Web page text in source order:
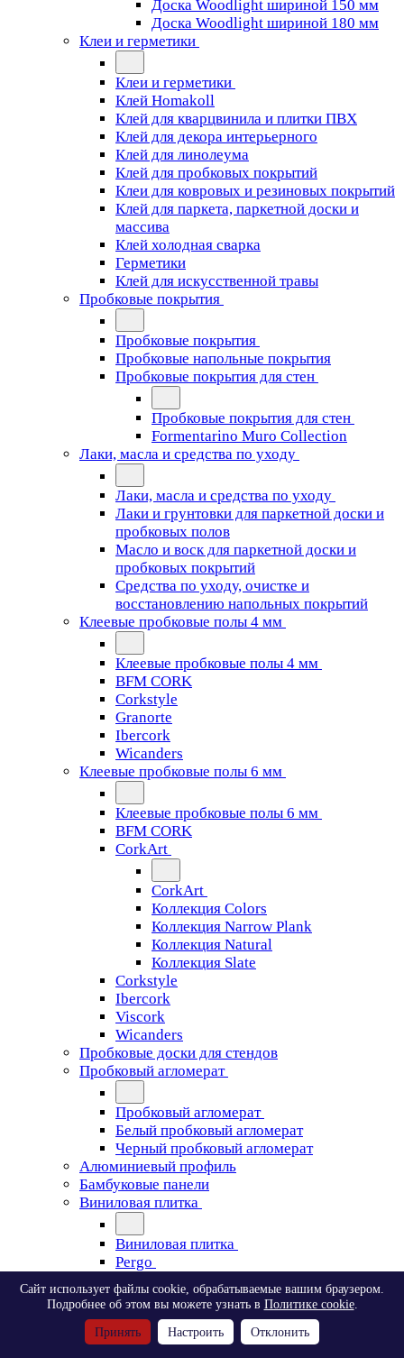
Доска Woodlight шириной 150 мм
Доска Woodlight шириной 180 мм
Клеи и герметики
Клеи и герметики
Клей Homakoll
Клей для кварцвинила и плитки ПВХ
Клей для декора интерьерного
Клей для линолеума
Клей для пробковых покрытий
Клеи для ковровых и резиновых покрытий
Клей для паркета, паркетной доски и
массива
Клей холодная сварка
Герметики
Клей для искусственной травы
Пробковые покрытия
Пробковые покрытия
Пробковые напольные покрытия
Пробковые покрытия для стен
Пробковые покрытия для стен
Formentarino Muro Collection
Лаки, масла и средства по уходу
Лаки, масла и средства по уходу
Лаки и грунтовки для паркетной доски и
пробковых полов
Масло и воск для паркетной доски и
пробковых покрытий
Средства по уходу, очистке и
восстановлению напольных покрытий
Клеевые пробковые полы 4 мм
Клеевые пробковые полы 4 мм
BFM CORK
Corkstyle
Granorte
Ibercork
Wicanders
Клеевые пробковые полы 6 мм
Клеевые пробковые полы 6 мм
BFM CORK
CorkArt
CorkArt
Коллекция Colors
Коллекция Narrow Plank
Коллекция Natural
Коллекция Slate
Corkstyle
Ibercork
Viscork
Wicanders
Пробковые доски для стендов
Пробковый агломерат
Пробковый агломерат
Белый пробковый агломерат
Черный пробковый агломерат
Алюминиевый профиль
Бамбуковые панели
Виниловая плитка
Виниловая плитка
Pergo
Pergo
Classic Plank Optimum Glue
Modern Plank Optimum Glue
Сайт использует файлы cookie, обрабатываемые вашим браузером.
Подробнее об этом вы можете узнать в Политике cookie.
Принять Настроить Отклонить